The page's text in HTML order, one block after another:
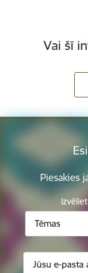
Vai šī
Piesakies
Tēmas